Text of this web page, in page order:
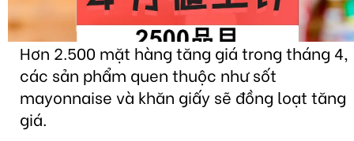
Hơn 2.500 mặt hàng tăng giá trong tháng 4,
các sản phẩm quen thuộc như sốt
mayonnaise và khăn giấy sẽ đồng loạt tăng
giá.